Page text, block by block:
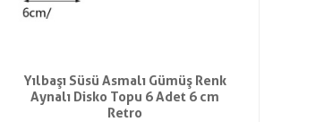
Yılbaşı Süsü Asmalı Gümüş Renk
Aynalı Disko Topu 6 Adet 6 cm
Retro